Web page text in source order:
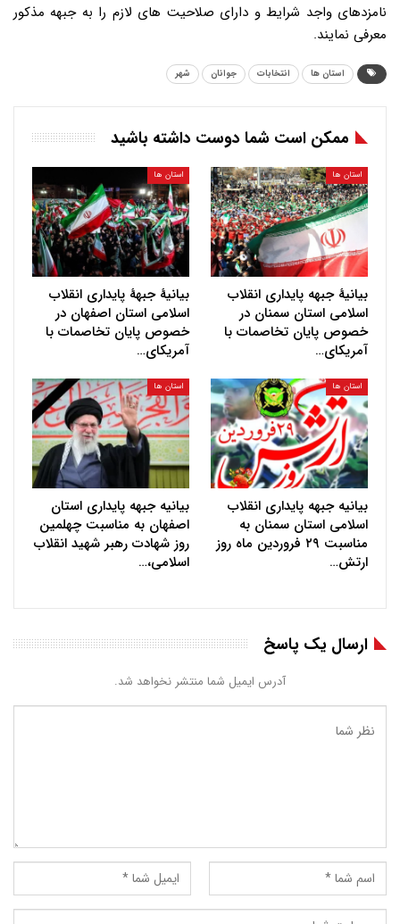
نامزدهای واجد شرایط و دارای صلاحیت های لازم را به جبهه مذکور
معرفی نمایند.
استان ها انتخابات جوانان شهر
ممکن است شما دوست داشته باشید
استان ها
بیانیهٔ جبهه پایداری انقلاب
اسلامی استان سمنان در
خصوص پایان تخاصمات با
آمریکای…
استان ها
بیانیهٔ جبههٔ پایداری انقلاب
اسلامی استان اصفهان در
خصوص پایان تخاصمات با
آمریکای…
استان ها
بیانیه جبهه پایداری انقلاب
اسلامی استان سمنان به
مناسبت ۲۹ فروردین ماه روز
ارتش…
استان ها
بیانیه جبهه پایداری استان
اصفهان به مناسبت چهلمین
روز شهادت رهبر شهید انقلاب
اسلامی،…
ارسال یک پاسخ
آدرس ایمیل شما منتشر نخواهد شد.